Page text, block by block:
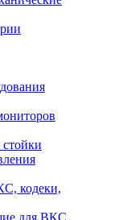
кодеки,
для ВКС